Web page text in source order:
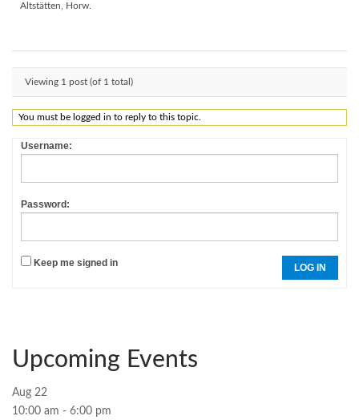
Altstätten, Horw.
Viewing 1 post (of 1 total)
You must be logged in to reply to this topic.
Username:
Password:
Keep me signed in LOG IN
Upcoming Events
Aug 22
10:00 am - 6:00 pm